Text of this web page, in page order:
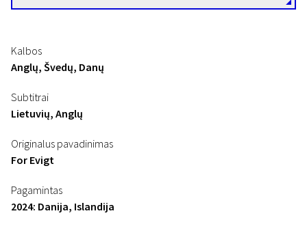
Kalbos
Anglų, Švedų, Danų
Subtitrai
Lietuvių, Anglų
Originalus pavadinimas
For Evigt
Pagamintas
2024: Danija, Islandija